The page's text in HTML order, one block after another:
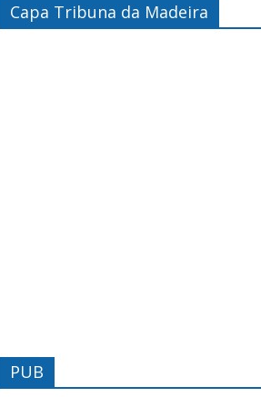
Capa Tribuna da Madeira
PUB